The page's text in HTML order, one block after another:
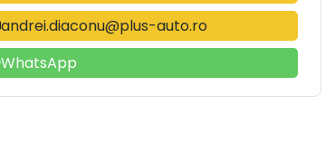
andrei.diaconu@plus-auto.ro
WhatsApp